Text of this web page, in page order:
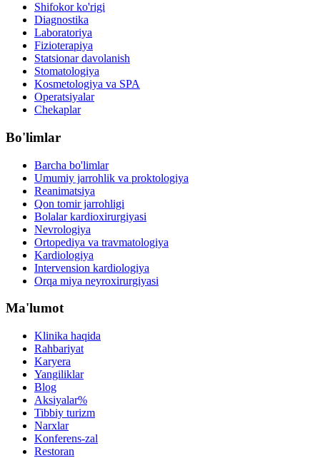
Shifokor ko'rigi
Diagnostika
Laboratoriya
Fizioterapiya
Statsionar davolanish
Stomatologiya
Kosmetologiya va SPA
Operatsiyalar
Chekaplar
Bo'limlar
Barcha bo'limlar
Umumiy jarrohlik va proktologiya
Reanimatsiya
Qon tomir jarrohligi
Bolalar kardioxirurgiyasi
Nevrologiya
Ortopediya va travmatologiya
Kardiologiya
Intervension kardiologiya
Orqa miya neyroxirurgiyasi
Ma'lumot
Klinika haqida
Rahbariyat
Karyera
Yangiliklar
Blog
Aksiyalar%
Tibbiy turizm
Narxlar
Konferens-zal
Restoran